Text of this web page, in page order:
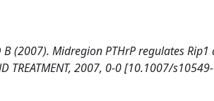
B (2007). Midregion PTHrP regulates
TREATMENT, 2007, 0-0 [10.1007/